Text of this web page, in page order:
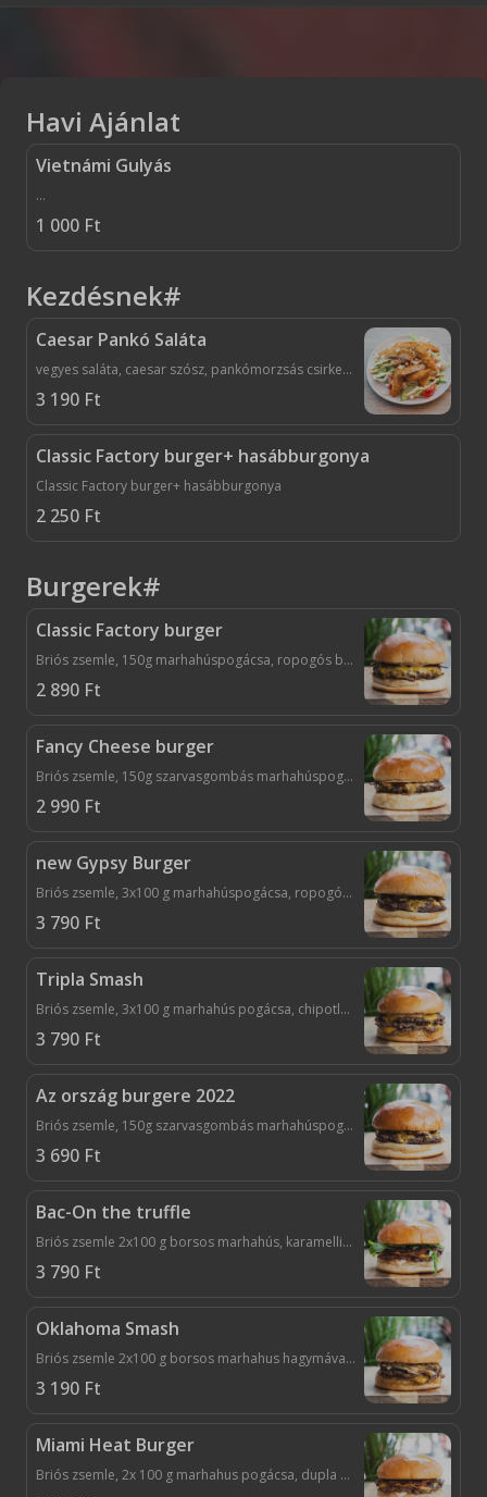
Havi Ajánlat
Vietnámi Gulyás
...
1 000 Ft
Kezdésnek#
Caesar Pankó Saláta
vegyes saláta, caesar szósz, pankómorzsás csirkemell, cruton
3 190 Ft
Classic Factory burger+ hasábburgonya
Classic Factory burger+ hasábburgonya
2 250 Ft
Burgerek#
Classic Factory burger
Briós zsemle, 150g marhahúspogácsa, ropogós bacon, cheddar sajt, csemege uborka, lilahagyma lekvár, factory szósz
2 890 Ft
Fancy Cheese burger
Briós zsemle, 150g szarvasgombás marhahúspogácsa, ropogós bacon, dupla cheddar sajt, csemege uborka, lilahagyma lekvár, factory szósz
2 990 Ft
new Gypsy Burger
Briós zsemle, 3x100 g marhahúspogácsa, ropogós bacon, dupla cheddar sajt, savanyított jalapenos, lilahagyma lekvár, factory szósz
3 790 Ft
Tripla Smash
Briós zsemle, 3x100 g marhahús pogácsa, chipotle majonéz, 3x cheddar, ropogós bacon, mézes kapros savanyú uborka
3 790 Ft
Az ország burgere 2022
Briós zsemle, 150g szarvasgombás marhahúspogácsa, dupla chipotle mayo, karamellizált hagyma, bacon, cheddar, mézes kapros uborka
3 690 Ft
Bac-On the truffle
Briós zsemle 2x100 g borsos marhahús, karamellizált hagyma, parmezán-szarvasgomba mayo, cheddar, chrispy bacon, rukkola
3 790 Ft
Oklahoma Smash
Briós zsemle 2x100 g borsos marhahus hagymával préselve, dupa cheddar, factory szósz, dijoni mustár, savanyított uborka, ropogós bacon
3 190 Ft
Miami Heat Burger
Briós zsemle, 2x 100 g marhahus pogácsa, dupla cheddar, borsos mayo, bacon, karamellizált hagyma, savanyú uborka